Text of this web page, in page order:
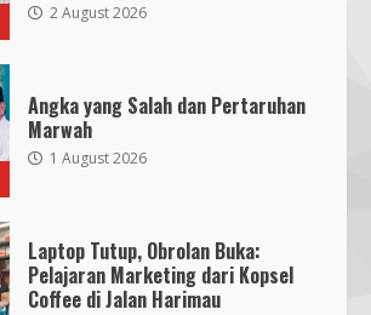
2 August 2026
Angka yang Salah dan Pertaruhan
Marwah
1 August 2026
Laptop Tutup, Obrolan Buka:
Pelajaran Marketing dari Kopsel
Coffee di Jalan Harimau